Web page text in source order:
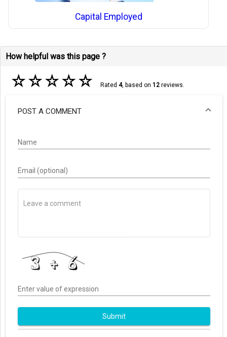
Capital Employed
How helpful was this page ?
☆☆☆☆☆ Rated 4, based on 12reviews.
POST A COMMENT
Name
Email (optional)
Enter value of expression
Submit